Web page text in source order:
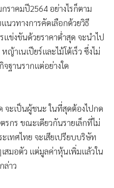
ราคมปี2564 อย่างไรก็ตาม
นวทางการคัดเลือกด้วยวิธี
แข่งขันด้วยราคาต่ำสุด จะนำไป
าเนเปียร์และไม้โต้เร็ว ซึ่งไม่
ฐานรากแต่อย่างใด
จะเป็นผู้ชนะ ในที่สุดต้องไปกด
กร ขณะเดียวกันรายเล็กที่ไม่
เทศไทย จะเสียเปรียบบริษัท
สมอตัว แต่มูลค่าหุ้นเพิ่มแล้วใน
ล่าว